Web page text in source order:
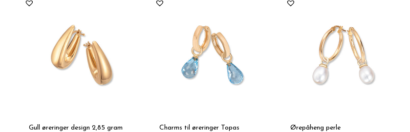
Gull øreringer design 2,85 gram Charms til øreringer Topas Ørepåheng perle